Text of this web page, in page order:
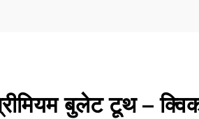
बुलेट टूथ –